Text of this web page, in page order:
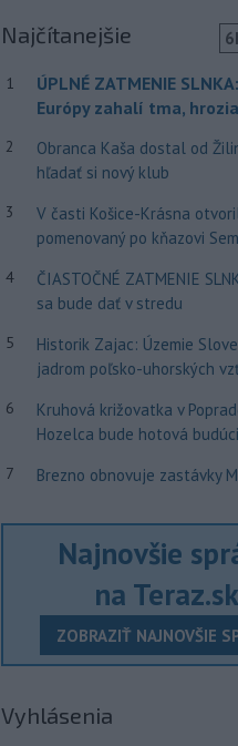
Najčítanejšie
1
ÚPLNÉ ZATMENIE
Európy zahalí tma,
2
Obranca Kaša dostal od
hľadať si nový klub
3
V časti Košice-Krásna
pomenovaný po kňazovi
4
ČIASTOČNÉ ZATMENIE
sa bude dať v stredu
5
Historik Zajac: Územie
jadrom poľsko-uhorských
6
Kruhová križovatka v
Hozelca bude hotová
7 Brezno obnovuje zastávky
Najnovšie
na Teraz.sk
ZOBRAZIŤ NAJNOVŠIE
Vyhlásenia